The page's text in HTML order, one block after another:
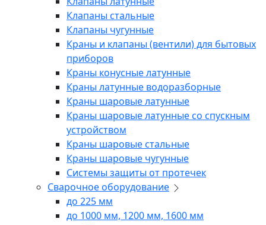
Клапаны стальные
Клапаны чугунные
Краны и клапаны (вентили) для бытовых
приборов
Краны конусные латунные
Краны латунные водоразборные
Краны шаровые латунные
Краны шаровые латунные со спускным
устройством
Краны шаровые стальные
Краны шаровые чугунные
Системы защиты от протечек
Сварочное оборудование
до 225 мм
до 1000 мм, 1200 мм, 1600 мм